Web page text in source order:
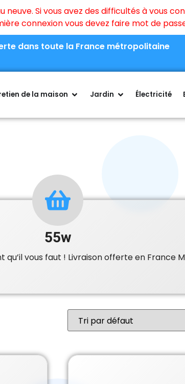
Si vous avez des difficultés à vous
connexion vous devez faire mot de
dans toute la France métropolitaine
de la maison Jardin Électricité
55w
vous faut ! Livraison offerte en France